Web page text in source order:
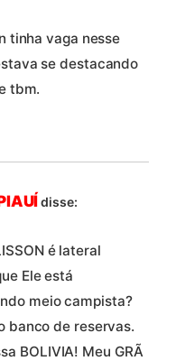
tinha vaga nesse
se destacando
tbm.
disse:
é lateral
Ele está
meio campista?
banco de reservas.
BOLIVIA! Meu GRÃ